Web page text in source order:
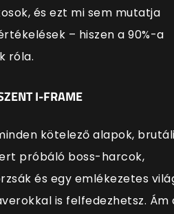
és ezt mi sem mutatja
– hiszen a 90%-a
róla.
I-FRAME
kötelező alapok,
próbáló boss-harcok,
és egy emlékezetes
is felfedezhetsz. Ám